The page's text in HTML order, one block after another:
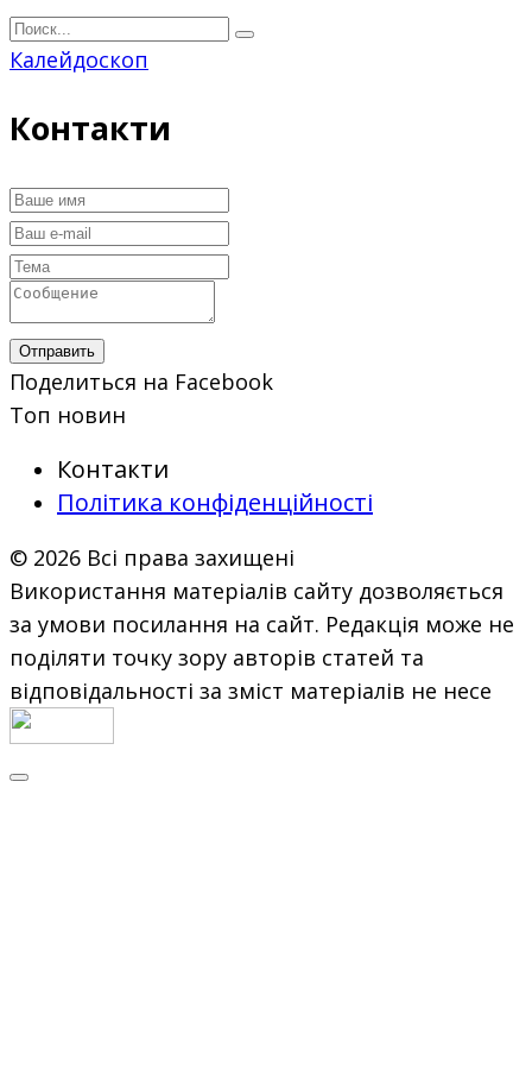
Перейти
к
Search
for:
Калейдоскоп
Контакти
Отправить
Поделиться на Facebook
Топ новин
Контакти
Політика конфіденційності
© 2026 Всі права захищені
Використання матеріалів сайту дозволяється
за умови посилання на сайт. Редакція може не
поділяти точку зору авторів статей та
відповідальності за зміст матеріалів не несе